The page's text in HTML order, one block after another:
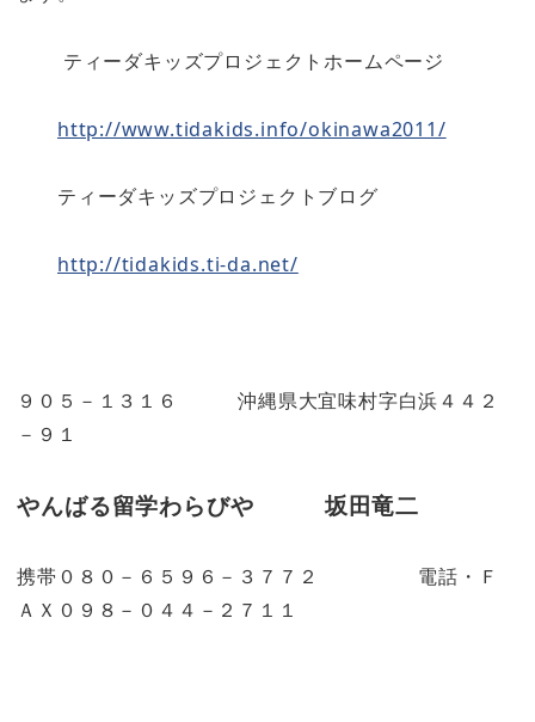
ティーダキッズプロジェクトホームページ
http://www.tidakids.info/okinawa2011/
ティーダキッズプロジェクトブログ
http://tidakids.ti-da.net/
９０５－１３１６ 沖縄県大宜味村字白浜４４２
－９１
やんばる留学わらびや 坂田竜二
携帯０８０－６５９６－３７７２ 電話・Ｆ
ＡＸ０９８－０４４－２７１１